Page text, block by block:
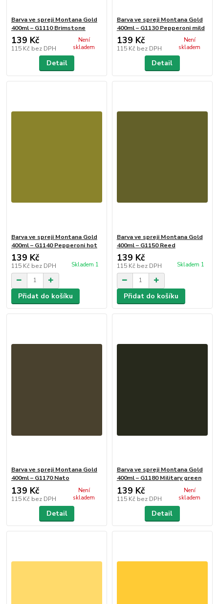
Barva ve spreji Montana Gold
400ml – G1110 Brimstone
139 Kč
115 Kč bez DPH
Není
skladem
Detail
Barva ve spreji Montana Gold
400ml – G1130 Pepperoni mild
139 Kč
115 Kč bez DPH
Není
skladem
Detail
Barva ve spreji Montana Gold
400ml – G1140 Pepperoni hot
139 Kč
115 Kč bez DPH Skladem 1
Přidat do košíku
Barva ve spreji Montana Gold
400ml – G1150 Reed
139 Kč
115 Kč bez DPH Skladem 1
Přidat do košíku
Barva ve spreji Montana Gold
400ml – G1170 Nato
139 Kč
115 Kč bez DPH
Není
skladem
Detail
Barva ve spreji Montana Gold
400ml – G1180 Military green
139 Kč
115 Kč bez DPH
Není
skladem
Detail